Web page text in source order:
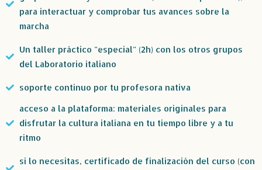
para interactuar y comprobar tus avances sobre la
marcha
Un taller práctico "especial" (2h) con los otros grupos
del Laboratorio italiano
soporte continuo por tu profesora nativa
acceso a la plataforma: materiales originales para
disfrutar la cultura italiana en tu tiempo libre y a tu
ritmo
si lo necesitas, certificado de finalización del curso (con